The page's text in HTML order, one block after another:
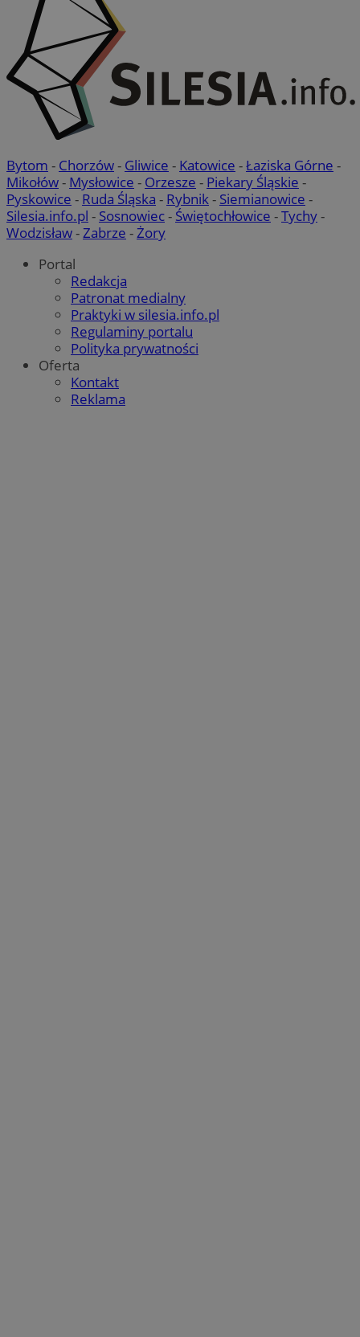
Bytom - Chorzów- Gliwice - Katowice -Łaziska Górne -
Mikołów- Mysłowice - Orzesze - Piekary Śląskie -
Pyskowice - Ruda Śląska - Rybnik- Siemianowice -
Silesia.info.pl - Sosnowiec- Świętochłowice -Tychy-
Wodzisław-Zabrze -Żory
Portal
Redakcja
Patronat medialny
Praktyki w silesia.info.pl
Regulaminy portalu
Polityka prywatności
Oferta
Kontakt
Reklama